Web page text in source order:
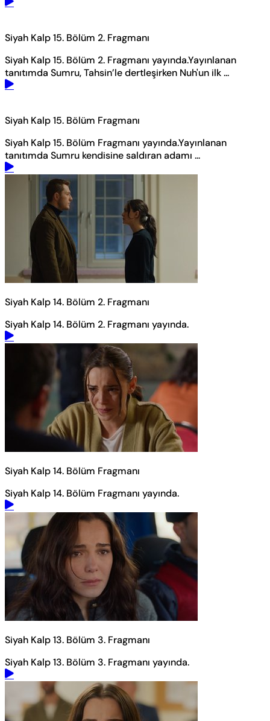
Siyah Kalp 15. Bölüm 2. Fragmanı
Siyah Kalp 15. Bölüm 2. Fragmanı yayında.Yayınlanan
tanıtımda Sumru, Tahsin’le dertleşirken Nuh'un ilk ...
Siyah Kalp 15. Bölüm Fragmanı
Siyah Kalp 15. Bölüm Fragmanı yayında.Yayınlanan
tanıtımda Sumru kendisine saldıran adamı ...
Siyah Kalp 14. Bölüm 2. Fragmanı
Siyah Kalp 14. Bölüm 2. Fragmanı yayında.
Siyah Kalp 14. Bölüm Fragmanı
Siyah Kalp 14. Bölüm Fragmanı yayında.
Siyah Kalp 13. Bölüm 3. Fragmanı
Siyah Kalp 13. Bölüm 3. Fragmanı yayında.